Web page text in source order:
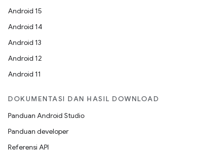
Android 15
Android 14
Android 13
Android 12
Android 11
DOKUMENTASI DAN HASIL DOWNLOAD
Panduan Android Studio
Panduan developer
Referensi API